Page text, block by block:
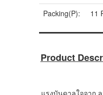
Packing(P):
11
Product